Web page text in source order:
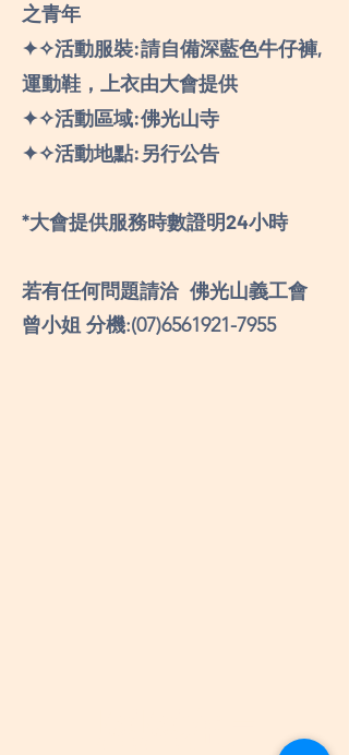
之青年
✦✧活動服裝:請自備深藍色牛仔褲,
運動鞋，上衣由大會提供
✦✧活動區域:佛光山寺
✦✧活動地點:另行公告
*大會提供服務時數證明24小時
若有任何問題請洽 佛光山義工會
曾小姐 分機:(07)6561921-7955